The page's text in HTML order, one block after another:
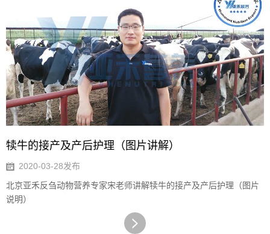
犊牛的接产及产后护理（图片讲解）
2020-03-28发布
北京亚禾反刍动物营养专家宋老师讲解犊牛的接产及产后护理（图片
说明）